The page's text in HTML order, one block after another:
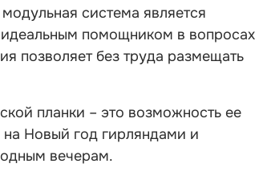
система является
идеальным помощником в вопросах
позволяет без труда размещать
планки – это возможность ее
Новый год гирляндами и
вечерам.